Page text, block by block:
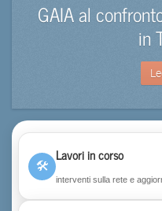
GAIA al
in
🛠
Lavori in corso
interventi sulla rete e
Visualizza